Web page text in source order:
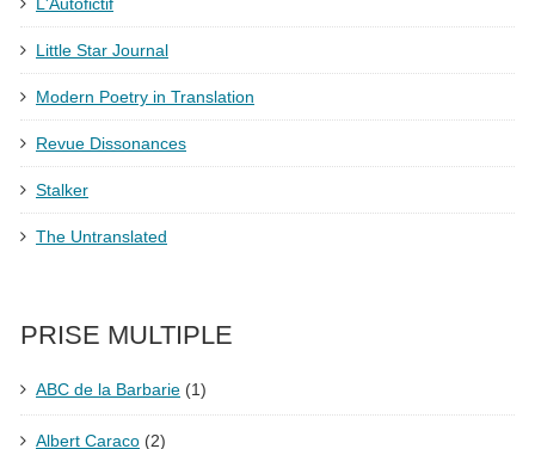
Little Star Journal
Modern Poetry in Translation
Revue Dissonances
Stalker
The Untranslated
PRISE MULTIPLE
ABC de la Barbarie (1)
Albert Caraco (2)